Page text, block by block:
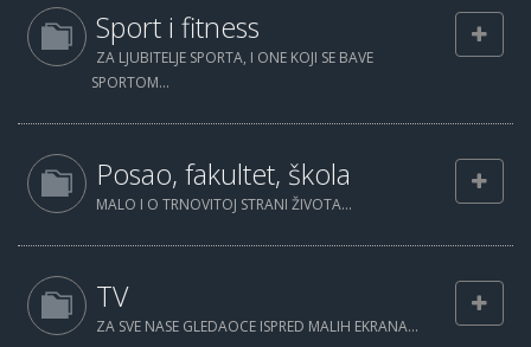
Sport i fitness
ZA LJUBITELJE SPORTA, I ONE KOJI SE BAVE
SPORTOM...
Posao, fakultet, škola
MALO I O TRNOVITOJ STRANI ŽIVOTA...
TV
ZA SVE NASE GLEDAOCE ISPRED MALIH EKRANA...